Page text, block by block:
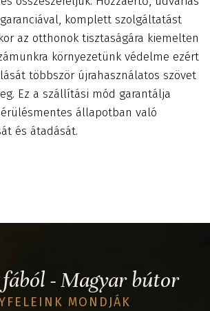
komplett szolgáltatást
az otthonok tisztaságára kiemelten
környezetünk védelme ezért
többször újrahasználatos szövet
Ez a szállítási mód garantálja
állapotban való
és átadását.
- Magyar bútor
MONDJÁK